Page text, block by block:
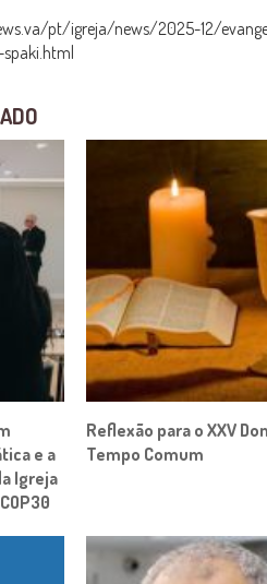
pt/igreja/news/2025-12/
e a
Igreja
Reflexão para o XXV
Tempo Comum